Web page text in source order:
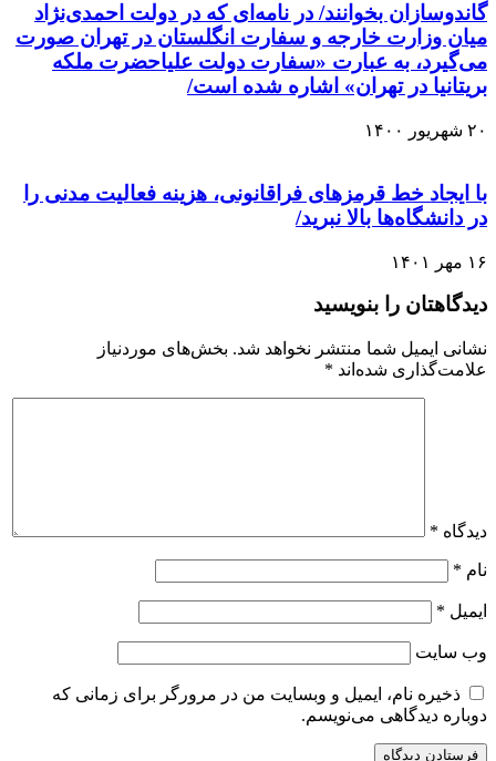
گاندوسازان بخوانند/ در نامه‌ای که در دولت احمدی‌نژاد
میان وزارت خارجه و سفارت انگلستان در تهران صورت
می‌گیرد، به عبارت «سفارت دولت علیاحضرت ملکه
بریتانیا در تهران» اشاره شده است/
۲۰ شهریور ۱۴۰۰
با ایجاد خط قرمزهای فراقانونی، هزینه‌ فعالیت مدنی را
در دانشگاه‌ها بالا نبرید/
۱۶ مهر ۱۴۰۱
دیدگاهتان را بنویسید
نشانی ایمیل شما منتشر نخواهد شد. بخش‌های موردنیاز
علامت‌گذاری شده‌اند *
دیدگاه *
نام *
ایمیل *
وب‌ سایت
ذخیره نام، ایمیل و وبسایت من در مرورگر برای زمانی که
دوباره دیدگاهی می‌نویسم.